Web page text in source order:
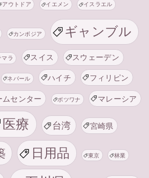
アウトドア イエメン イスラエル
カンボジア ギャンブル
マラ スイス スウェーデン
ネパール ハイチ フィリピン
ムセンター ボツワナ マレーシア
医療 台湾 宮崎県
日用品 東京 林業